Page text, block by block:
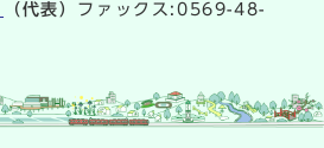
（代表） ファックス:0569-48-